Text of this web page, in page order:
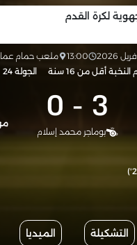
لكرة القدم
13:00
ملعب حمام
أقل من 16 سنة
الجولة 24
3
-
0
بوماجر محمد إسلام
التشكيلة الميديا